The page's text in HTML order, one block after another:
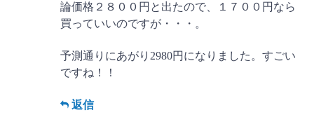
論価格２８００円と出たので、１７００円なら
買っていいのですが・・・。
予測通りにあがり2980円になりました。すごい
ですね！！
返信